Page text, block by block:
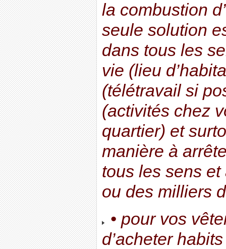
la combustion
seule solution
dans tous les
vie (lieu
(télétravail si
(activités chez
quartier) et
manière à
tous les sens
ou des milliers
• pour vos
d’acheter